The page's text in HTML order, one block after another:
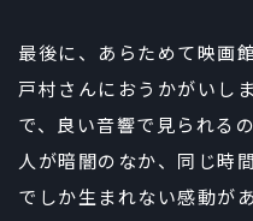
最後に、あらためて映画
戸村さんにおうかがいし
で、良い音響で見られる
人が暗闇のなか、同じ時
でしか生まれない感動が